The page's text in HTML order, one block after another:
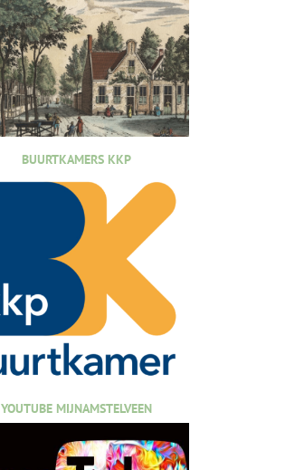
BUURTKAMERS KKP
YOUTUBE MIJNAMSTELVEEN